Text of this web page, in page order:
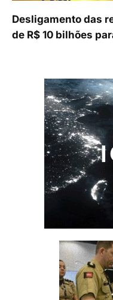
Desligamento das
de R$ 10 bilhões